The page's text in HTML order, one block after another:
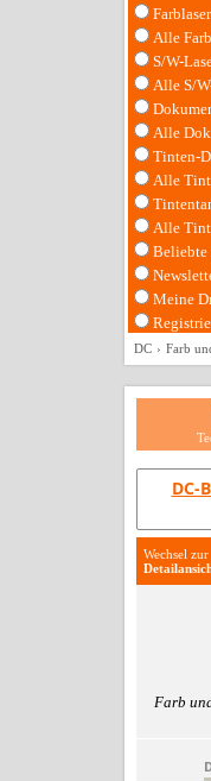
Alle
S/W-
Alle S/
Alle
Tinten-
Alle
Alle
Beliebte
Meine
DC Farb
DC-
Wechsel zur
Farb